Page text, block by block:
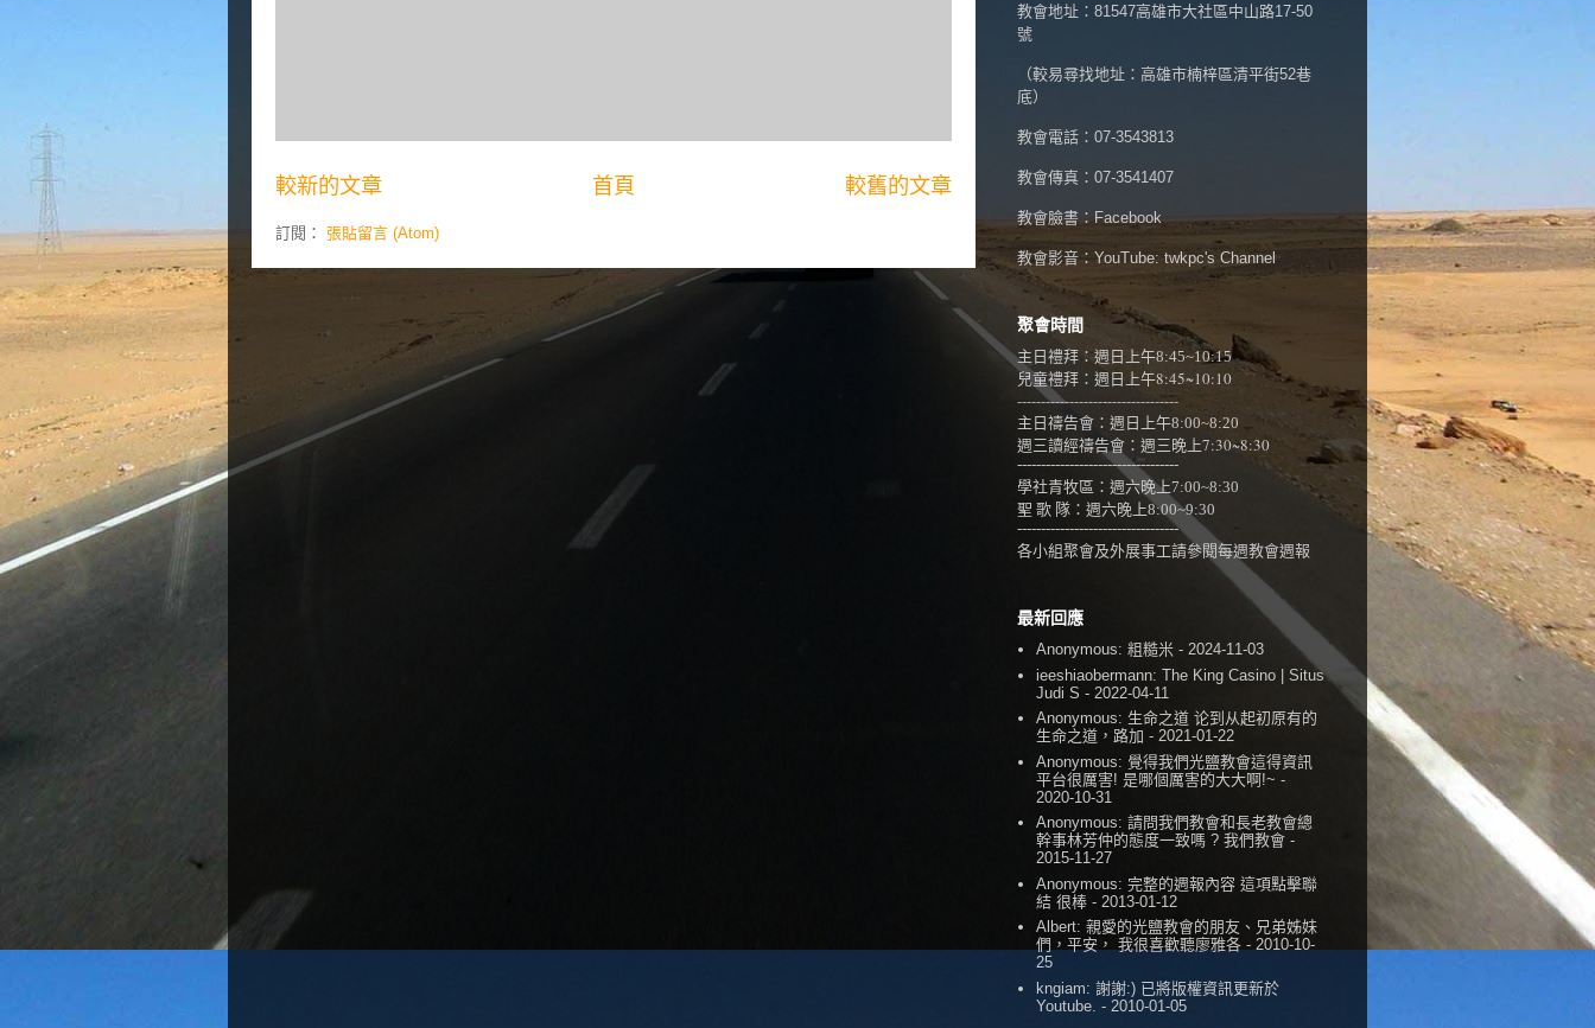
較新的文章 較舊的文章
首頁
訂閱： 張貼留言 (Atom)
教會地址： 81547高雄市大社區中山路17-50
號
（較易尋找地址：高雄市楠梓區清平街52巷
底）
教會電話：07-3543813
教會傳真：07-3541407
教會臉書：Facebook
教會影音：YouTube: twkpc's Channel
聚會時間
主日禮拜：週日上午8:45~10:15
兒童禮拜：週日上午8:45~10:10
----------------------------------
主日禱告會：週日上午8:00~8:20
週三讀經禱告會：週三晚上7:30~8:30
----------------------------------
學社青牧區：週六晚上7:00~8:30
聖 歌 隊： 週六晚上8:00~9:30
----------------------------------
各小組聚會及外展事工請參閱每週教會週報
最新回應
Anonymous:粗糙米 - 2024-11-03
ieeshiaobermann:The King Casino | Situs
Judi S - 2022-04-11
Anonymous: 生命之道 论到从起初原有的
生命之道，路加 - 2021-01-22
Anonymous: 覺得我們光鹽教會這得資訊
平台很厲害! 是哪個厲害的大大啊!~ -
2020-10-31
Anonymous:請問我們教會和長老教會總
幹事林芳仲的態度一致嗎 ? 我們教會 -
2015-11-27
Anonymous:完整的週報內容 這項點擊聯
結 很棒- 2013-01-12
Albert:親愛的光鹽教會的朋友、兄弟姊妹
們，平安， 我很喜歡聽廖雅各 - 2010-10-
25
kngiam:謝謝:) 已將版權資訊更新於
Youtube. - 2010-01-05